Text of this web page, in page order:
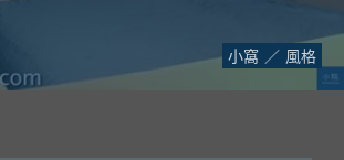
小窩 風格